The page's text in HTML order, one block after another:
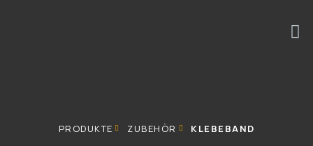
PRODUKTE ZUBEHÖR KLEBEBAND